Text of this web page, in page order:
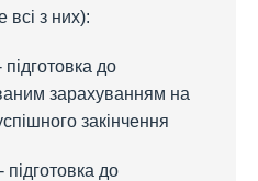
всі з них):
до
зарахуванням на
закінчення
до